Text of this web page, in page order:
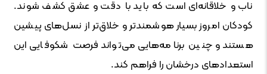
ناب و خلاقانه‌ای است که باید با دقت و عشق کشف شوند.
کودکان امروز بسیار هوشمندتر و خلاق‌تر از نسل‌های پیشین
هستند و چنین برنامه‌هایی می‌تواند فرصت شکوفایی این
استعدادهای درخشان را فراهم کند.